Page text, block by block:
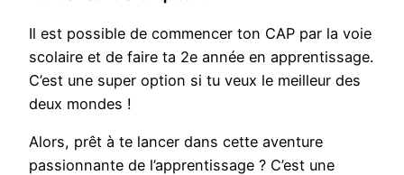
Il est possible de commencer ton CAP par la voie
scolaire et de faire ta 2e année en apprentissage.
C’est une super option si tu veux le meilleur des
deux mondes !
Alors, prêt à te lancer dans cette aventure
passionnante de l’apprentissage ? C’est une